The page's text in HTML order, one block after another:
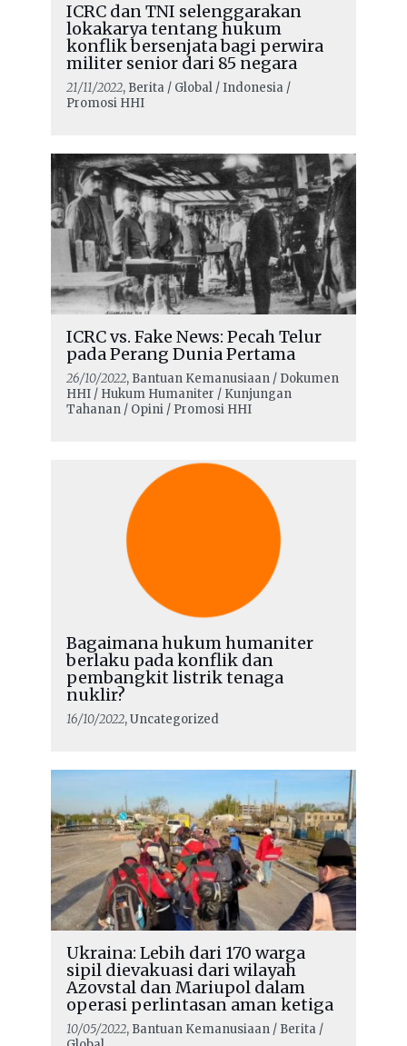
ICRC dan TNI selenggarakan
lokakarya tentang hukum
konflik bersenjata bagi perwira
militer senior dari 85 negara
21/11/2022, Berita / Global / Indonesia /
Promosi HHI
ICRC vs. Fake News: Pecah Telur
pada Perang Dunia Pertama
26/10/2022, Bantuan Kemanusiaan / Dokumen
HHI / Hukum Humaniter / Kunjungan
Tahanan / Opini / Promosi HHI
Bagaimana hukum humaniter
berlaku pada konflik dan
pembangkit listrik tenaga
nuklir?
16/10/2022, Uncategorized
Ukraina: Lebih dari 170 warga
sipil dievakuasi dari wilayah
Azovstal dan Mariupol dalam
operasi perlintasan aman ketiga
10/05/2022, Bantuan Kemanusiaan / Berita /